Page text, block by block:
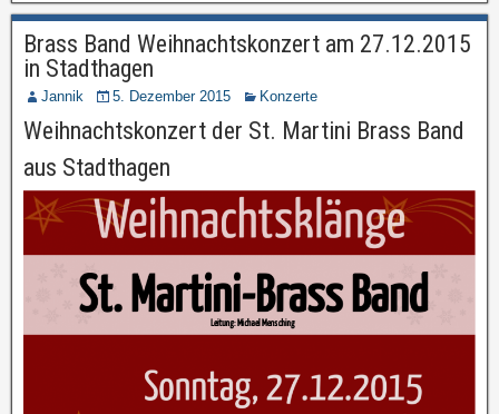
Brass Band Weihnachtskonzert am 27.12.2015
in Stadthagen
Jannik 5. Dezember 2015 Konzerte
Weihnachtskonzert der St. Martini Brass Band
aus Stadthagen